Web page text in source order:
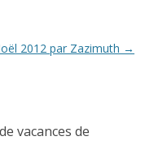
2012 par Zazimuth →
vacances de